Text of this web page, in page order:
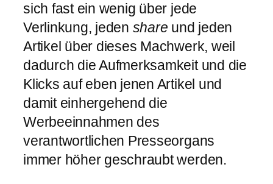
sich fast ein wenig über jede
Verlinkung, jeden share und jeden
Artikel über dieses Machwerk, weil
dadurch die Aufmerksamkeit und die
Klicks auf eben jenen Artikel und
damit einhergehend die
Werbeeinnahmen des
verantwortlichen Presseorgans
immer höher geschraubt werden.